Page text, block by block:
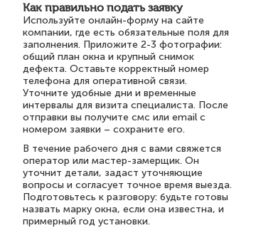
Как правильно подать заявку
Используйте онлайн-форму на сайте
компании, где есть обязательные поля для
заполнения. Приложите 2-3 фотографии:
общий план окна и крупный снимок
дефекта. Оставьте корректный номер
телефона для оперативной связи.
Уточните удобные дни и временные
интервалы для визита специалиста. После
отправки вы получите смс или email с
номером заявки – сохраните его.
В течение рабочего дня с вами свяжется
оператор или мастер-замерщик. Он
уточнит детали, задаст уточняющие
вопросы и согласует точное время выезда.
Подготовьтесь к разговору: будьте готовы
назвать марку окна, если она известна, и
примерный год установки.